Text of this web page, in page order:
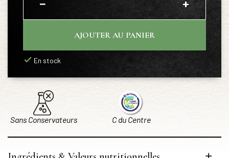
− +
AJOUTER AU PANIER
En stock
Sans Conservateurs C du Centre